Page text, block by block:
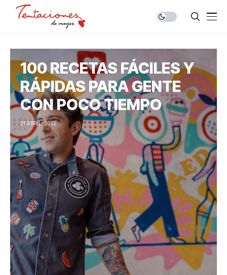
100 RECETAS FÁCILES Y
RÁPIDAS PARA GENTE
CON POCO TIEMPO
21 ABRIL, 2022